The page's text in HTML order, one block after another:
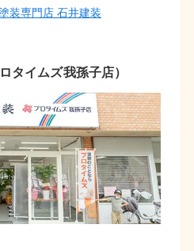
装専門店 石井建装
ロタイムズ我孫子店）